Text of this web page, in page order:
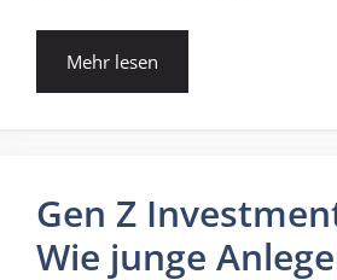
Mehr lesen
Gen Z
Wie junge